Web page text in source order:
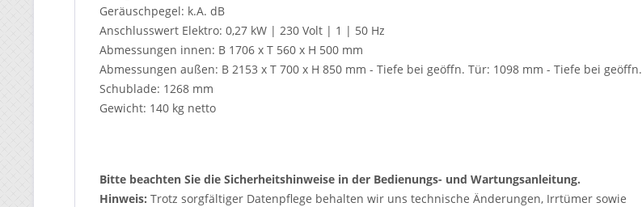
Geräuschpegel: k.A. dB
Anschlusswert Elektro: 0,27 kW | 230 Volt | 1 | 50 Hz
Abmessungen innen: B 1706 x T 560 x H 500 mm
Abmessungen außen: B 2153 x T 700 x H 850 mm - Tiefe bei geöffn. Tür: 1098 mm - Tiefe bei geöffn.
Schublade: 1268 mm
Gewicht: 140 kg netto
Bitte beachten Sie die Sicherheitshinweise in der Bedienungs- und Wartungsanleitung.
Hinweis: Trotz sorgfältiger Datenpflege behalten wir uns technische Änderungen, Irrtümer sowie